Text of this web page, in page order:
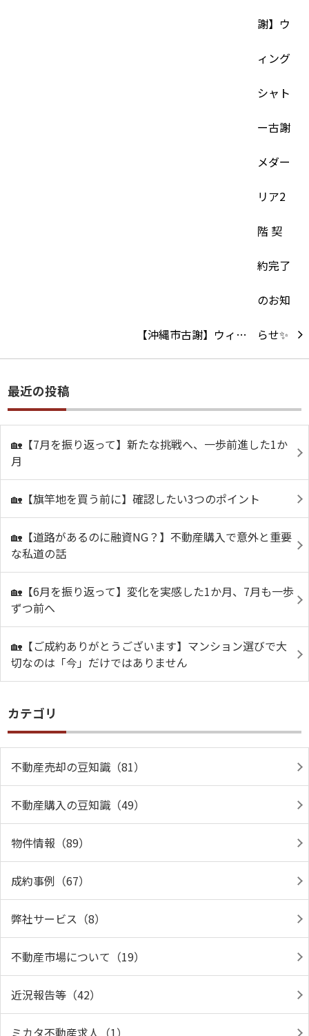
【沖縄市古謝】ウィ…
最近の投稿
🏡【7月を振り返って】新たな挑戦へ、一歩前進した1か
月
🏡【旗竿地を買う前に】確認したい3つのポイント
🏡【道路があるのに融資NG？】不動産購入で意外と重要
な私道の話
🏡【6月を振り返って】変化を実感した1か月、7月も一歩
ずつ前へ
🏡【ご成約ありがとうございます】マンション選びで大
切なのは「今」だけではありません
カテゴリ
不動産売却の豆知識（81）
不動産購入の豆知識（49）
物件情報（89）
成約事例（67）
弊社サービス（8）
不動産市場について（19）
近況報告等（42）
ミカタ不動産求人（1）